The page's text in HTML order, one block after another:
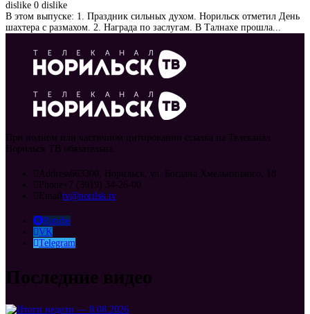
dislike 0 dislike
В этом выпуске: 1. Праздник сильных духом. Норильск отметил День
шахтера с размахом. 2. Награда по заслугам. В Талнахе прошла...
При полном или частичном цитировании ссылка на Телеканал
Норильск ТВ обязательна.
Address663300, Норильск, ул. Богдана Хмельницкого, 18
Phone +7 (3919) 34-26-00
Emailtv@norilsk.tv
Rutube
VK
Telegram
Последние видео